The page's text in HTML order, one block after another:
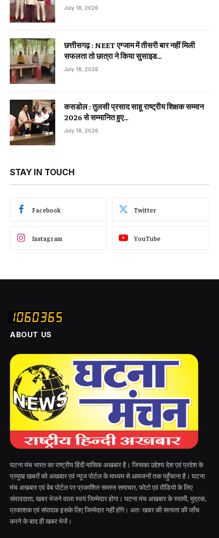
July 18, 2026
छत्तीसगढ़ : NEET एग्जाम में तीसरी बार नहीं मिली
सफलता तो छात्रा ने किया सुसाइड…
July 18, 2026
कसडोल : तुलसी प्रसाद साहू राष्ट्रीय शिक्षक सम्मान
2026 से सम्मानित हुए…
July 18, 2026
STAY IN TOUCH
Facebook Twitter
Instagram YouTube
ABOUT US
घटना मंच भारत का राष्ट्रीय हिंदी मासिक अखबार है। जिसका उद्देश्य देश एवं प्रदेश के
प्रमुख खबरों को अखबार एवं न्यूज पोर्टल के माध्यम से आमजनों तक पहुँचाना है। घटना
मंच अखबार एवं वेब पोर्टल पर प्रकाशित समस्त समाचार, फोटो एवं वीडियो के लिए
संवाददाता, खबर भेजने वाला स्वयं जिम्मेदार होगा। घटना मंच अखबार के स्वामी, मुद्रक,
प्रकाशक एवं संपादक इसके लिए जिम्मेदार नहीं होंगे। अतः खबर की सत्यता की जाँच
करने के बाद ही खबर भेजें।